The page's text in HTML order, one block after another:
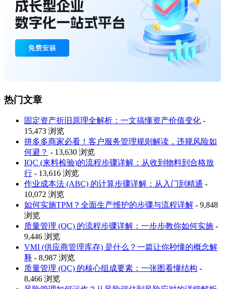
热门文章
固定资产折旧原理全解析：一文搞懂资产价值变化 -
15,473 浏览
拼多多商家必看！客户服务管理规则解读，违规风险如
何避？ - 13,630 浏览
IQC (来料检验)的流程步骤详解：从收到物料到合格放
行 - 13,616 浏览
作业成本法 (ABC) 的计算步骤详解：从入门到精通 -
10,072 浏览
如何实施TPM？全面生产维护的步骤与流程详解 - 9,848
浏览
质量管理 (QC) 的流程步骤详解：一步步教你如何实施 -
9,446 浏览
VMI (供应商管理库存) 是什么？一篇让你秒懂的概念解
释 - 8,987 浏览
质量管理 (QC) 的核心组成要素：一张图看懂结构 -
8,466 浏览